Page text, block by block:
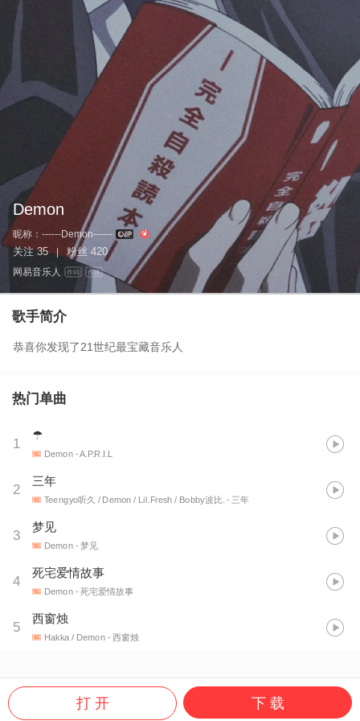
Demon
昵称： ------Demon------
关注 35 | 粉丝 420
网易音乐人 作词 作曲
歌手简介
恭喜你发现了21世纪最宝藏音乐人
热门单曲
1
☂
Demon- A.P.R.I.L
2
三年
Teengyo听久 / Demon / Lil.Fresh / Bobby波比. - 三年
3
梦见
Demon- 梦见
4
死宅爱情故事
Demon- 死宅爱情故事
5
西窗烛
Hakka / Demon - 西窗烛
打 开 下 载